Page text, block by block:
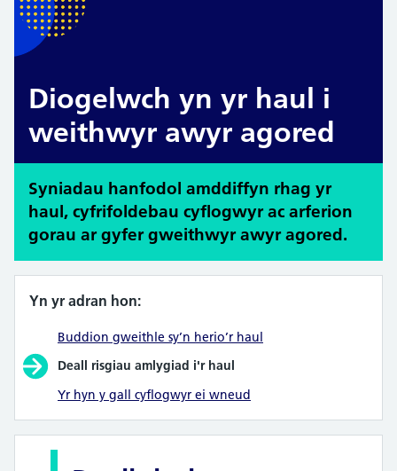
Diogelwch yn yr haul i
weithwyr awyr agored
Syniadau hanfodol amddiffyn rhag yr
haul, cyfrifoldebau cyflogwyr ac arferion
gorau ar gyfer gweithwyr awyr agored.
Yn yr adran hon:
Buddion gweithle sy’n herio’r haul
Deall risgiau amlygiad i'r haul
Yr hyn y gall cyflogwyr ei wneud